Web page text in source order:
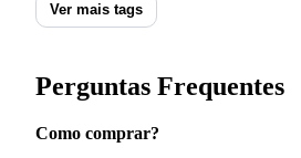
Ver mais tags
Perguntas Frequentes
Como comprar?